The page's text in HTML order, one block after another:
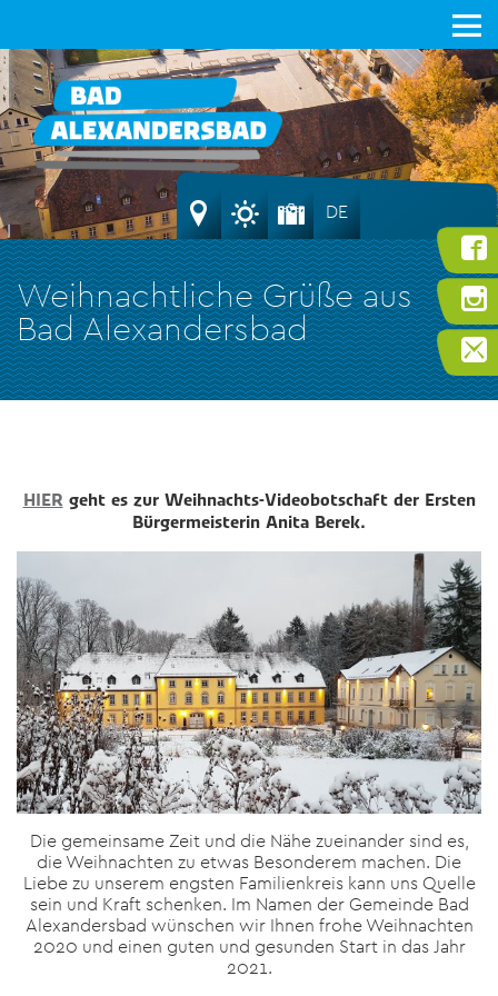
Weihnachtliche Grüße aus
Bad Alexandersbad
DE
HIERgeht es zur Weihnachts-Videobotschaft der Ersten
Bürgermeisterin Anita Berek.
Die gemeinsame Zeit und die Nähe zueinander sind es,
die Weihnachten zu etwas Besonderem machen. Die
Liebe zu unserem engsten Familienkreis kann uns Quelle
sein und Kraft schenken. Im Namen der Gemeinde Bad
Alexandersbad wünschen wir Ihnen frohe Weihnachten
2020 und einen guten und gesunden Start in das Jahr
2021.